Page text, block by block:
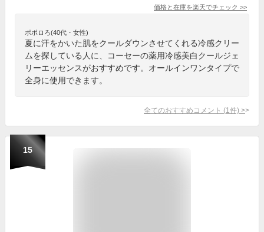
価格と在庫を楽天でチェック >>
ポポロろ(40代・女性)
夏に汗をかいた肌をクールダウンさせてくれる冷感クリー
ムを探している人に、コーセーの薬用冷感美白クールジェ
リーエッセンスがおすすめです。オールインワンタイプで
全身に使用できます。
全てのおすすめコメント (1 件) >
15